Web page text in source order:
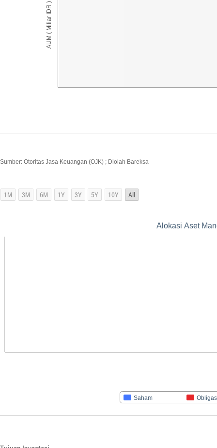
AUM ( Miliar IDR )
Sumber: Otoritas Jasa Keuangan (OJK) ; Diolah Bareksa
Alokasi Aset
Saham